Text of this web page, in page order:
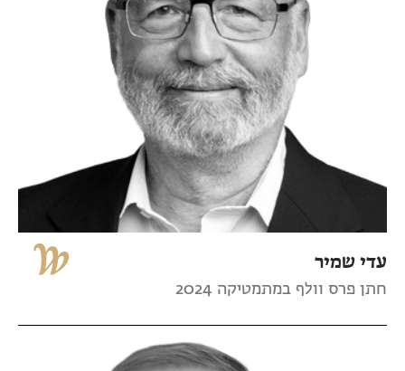
עדי שמיר
חתן פרס וולף במתמטיקה 2024